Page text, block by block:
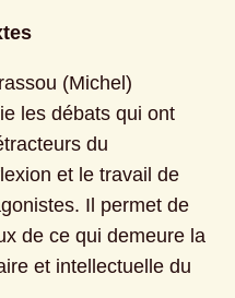
(Michel)
les débats qui ont
du
et le travail de
Il permet de
de ce qui demeure la
et intellectuelle du